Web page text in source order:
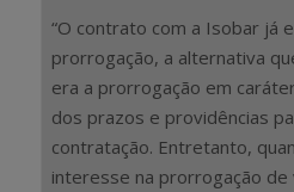
“O contrato com a Isobar já
prorrogação, a alternativa
era a prorrogação em
dos prazos e providências
contratação. Entretanto,
interesse na prorrogação de